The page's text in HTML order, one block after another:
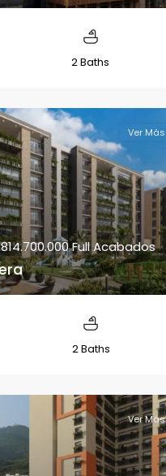
2 Baths
Ver Más
Full Acabados
2 Baths
Ver Más